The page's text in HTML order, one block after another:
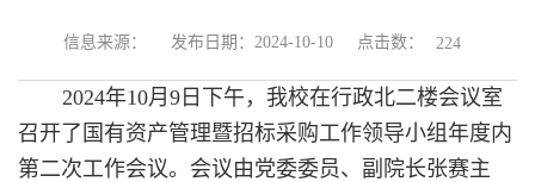
信息来源： 发布日期：2024-10-10 点击数： 224
2024年10月9日下午，我校在行政北二楼会议室
召开了国有资产管理暨招标采购工作领导小组年度内
第二次工作会议。会议由党委委员、副院长张赛主